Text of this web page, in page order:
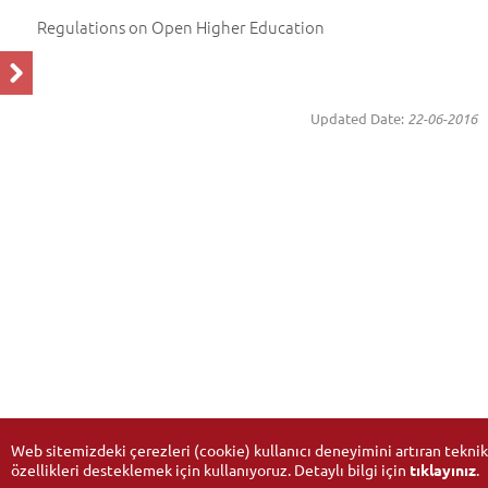
Regulations on Open Higher Education
Updated Date: 22-06-2016
Web sitemizdeki çerezleri (cookie) kullanıcı deneyimini artıran teknik
özellikleri desteklemek için kullanıyoruz. Detaylı bilgi için tıklayınız.